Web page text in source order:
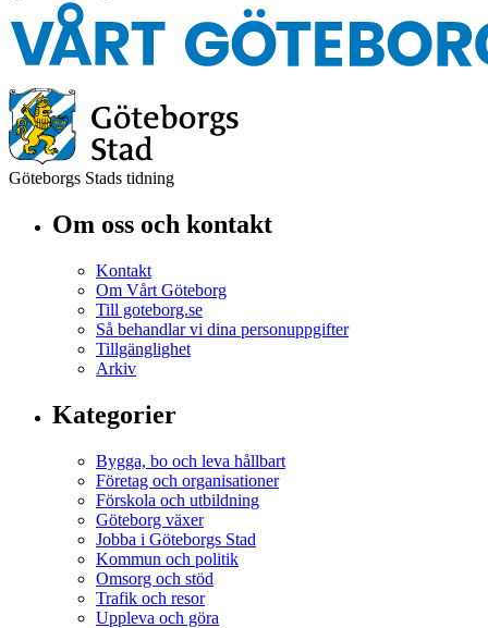
Göteborgs Stads tidning
Om oss och kontakt
Kontakt
Om Vårt Göteborg
Till goteborg.se
Så behandlar vi dina personuppgifter
Tillgänglighet
Arkiv
Kategorier
Bygga, bo och leva hållbart
Företag och organisationer
Förskola och utbildning
Göteborg växer
Jobba i Göteborgs Stad
Kommun och politik
Omsorg och stöd
Trafik och resor
Uppleva och göra